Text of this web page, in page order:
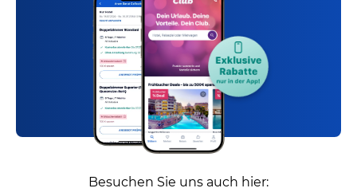
Besuchen Sie uns auch hier: